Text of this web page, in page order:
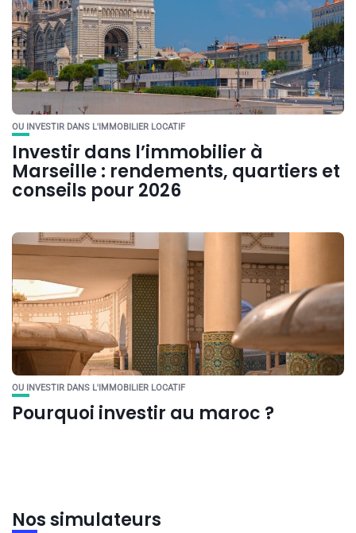
OU INVESTIR DANS L'IMMOBILIER LOCATIF
Investir dans l’immobilier à
Marseille : rendements, quartiers et
conseils pour 2026
OU INVESTIR DANS L'IMMOBILIER LOCATIF
Pourquoi investir au maroc ?
Nos simulateurs